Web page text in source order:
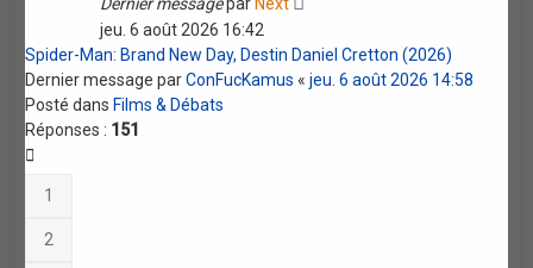
jeu. 6 août 2026 16:42
Spider-Man: Brand New Day, Destin Daniel Cretton (2026)
Dernier message parConFucKamus «jeu. 6 août 2026 14:58
Posté dansFilms & Débats
Réponses : 151
1
2